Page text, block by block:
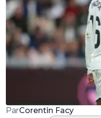
ParCorentin Facy